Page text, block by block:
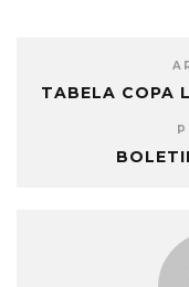
TABELA COPA